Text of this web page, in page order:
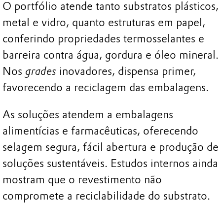
O portfólio atende tanto substratos plásticos,
metal e vidro, quanto estruturas em papel,
conferindo propriedades termosselantes e
barreira contra água, gordura e óleo mineral.
Nos grades inovadores, dispensa primer,
favorecendo a reciclagem das embalagens.
As soluções atendem a embalagens
alimentícias e farmacêuticas, oferecendo
selagem segura, fácil abertura e produção de
soluções sustentáveis. Estudos internos ainda
mostram que o revestimento não
compromete a reciclabilidade do substrato.